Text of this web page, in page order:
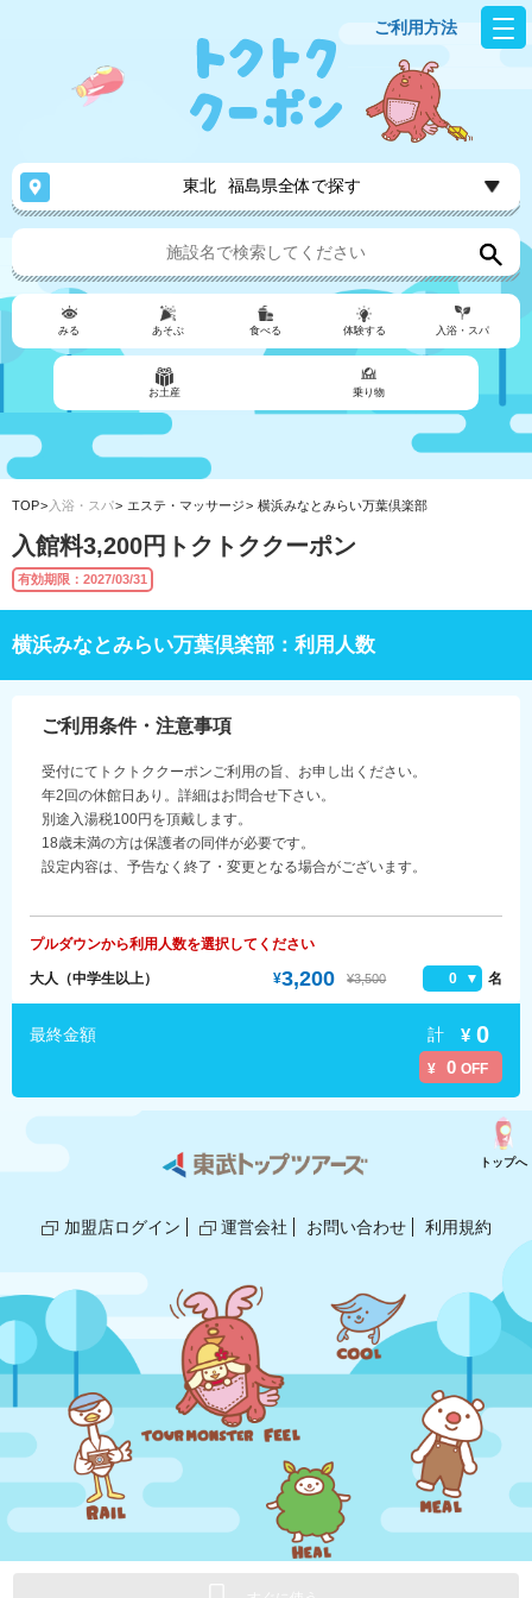
ご利用方法
東北 福島県全体で探す
みる あそぶ 食べる 体験する 入浴・スパ
お土産 乗り物
TOP 入浴・スパ エステ・マッサージ 横浜みなとみらい万葉倶楽部
入館料3,200円トクトククーポン
有効期限：2027/03/31
横浜みなとみらい万葉倶楽部：利用人数
ご利用条件・注意事項
受付にてトクトククーポンご利用の旨、お申し出ください。
年2回の休館日あり。詳細はお問合せ下さい。
別途入湯税100円を頂戴します。
18歳未満の方は保護者の同伴が必要です。
設定内容は、予告なく終了・変更となる場合がございます。
プルダウンから利用人数を選択してください
大人（中学生以上） ¥3,200 ¥3,500 0 名
最終金額
¥ 0 OFF
計 ¥ 0
加盟店ログイン 運営会社 お問い合わせ 利用規約
トップへ